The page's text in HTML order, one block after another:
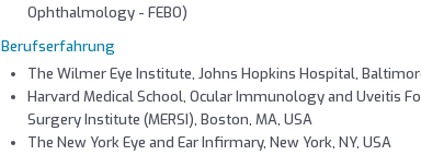
Ophthalmology - FEBO)
Berufserfahrung
The Wilmer Eye Institute, Johns Hopkins Hospital,
Harvard Medical School, Ocular Immunology and Uveitis
Surgery Institute (MERSI), Boston, MA, USA
The New York Eye and Ear Infirmary, New York, NY, USA